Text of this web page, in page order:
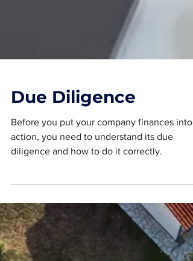
Due Diligence
Before you put your company finances into